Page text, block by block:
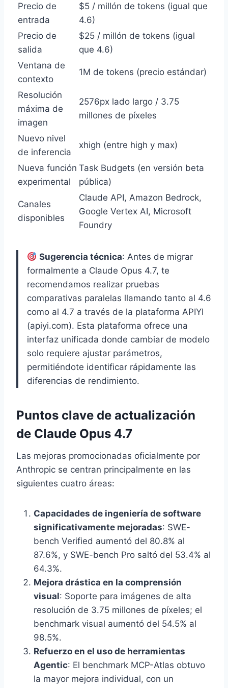
Precio de
entrada
$5 / millón de tokens (igual que
4.6)
Precio de
salida
$25 / millón de tokens (igual
que 4.6)
Ventana de
contexto
1M de tokens (precio estándar)
Resolución
máxima de
imagen
2576px lado largo / 3.75
millones de píxeles
Nuevo nivel
de inferencia
xhigh (entre high y max)
Nueva función
experimental
Task Budgets (en versión beta
pública)
Canales
disponibles
Claude API, Amazon Bedrock,
Google Vertex AI, Microsoft
Foundry
Sugerencia técnica: Antes de migrar
formalmente a Claude Opus 4.7, te
recomendamos realizar pruebas
comparativas paralelas llamando tanto al 4.6
como al 4.7 a través de la plataforma APIYI
(apiyi.com). Esta plataforma ofrece una
interfaz unificada donde cambiar de modelo
solo requiere ajustar parámetros,
permitiéndote identificar rápidamente las
diferencias de rendimiento.
Puntos clave de actualización
de Claude Opus 4.7
Las mejoras promocionadas oficialmente por
Anthropic se centran principalmente en las
siguientes cuatro áreas:
Capacidades de ingeniería de software
significativamente mejoradas: SWE-
bench Verified aumentó del 80.8% al
87.6%, y SWE-bench Pro saltó del 53.4% al
64.3%.
Mejora drástica en la comprensión
visual: Soporte para imágenes de alta
resolución de 3.75 millones de píxeles; el
benchmark visual aumentó del 54.5% al
98.5%.
Refuerzo en el uso de herramientas
Agentic: El benchmark MCP-Atlas obtuvo
la mayor mejora individual, con un